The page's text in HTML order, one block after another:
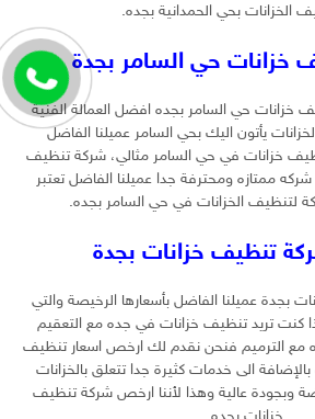
الخزانات بحي الحمدانية بجده.
خزانات حي السامر بجدة
خزانات حي السامر بجده افضل العمالة الفنية
يأتون اليك بحي السامر عميلنا الفاضل
خزانات في حي السامر مثالي، شركة تنظيف
ممتازه ومحترفة جدا عميلنا الفاضل تعتبر
لتنظيف الخزانات في حي السامر بجده.
تنظيف خزانات بجدة
بجدة عميلنا الفاضل بأسعارها الرخيصة والتي
كنت تريد تنظيف خزانات في جده مع التعقيم
مع الترميم فنحن نقدم لك ارخص اسعار تنظيف
الى خدمات كثيرة جدا تتعلق بالخزانات
وبجودة عالية وهذا لأننا ارخص شركة تنظيف